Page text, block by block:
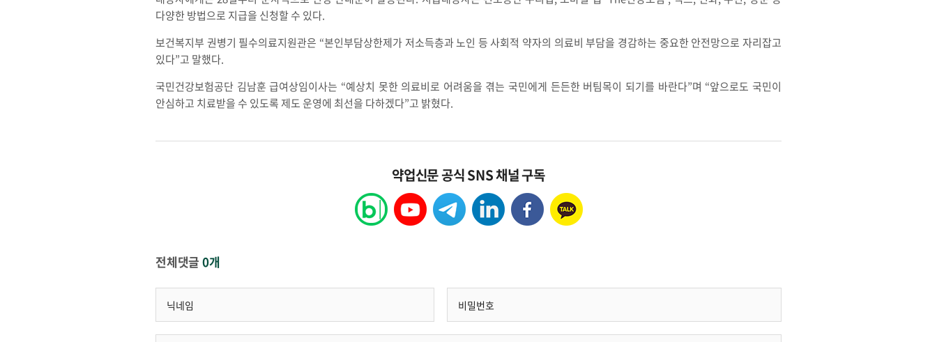
다양한 방법으로 지급을 신청할 수 있다.
보건복지부 권병기 필수의료지원관은 “본인부담상한제가 저소득층과 노인 등 사회적 약자의 의료비 부담을 경감하는 중요한 안전망으로 자리잡고
있다”고 말했다.
국민건강보험공단 김남훈 급여상임이사는 “예상치 못한 의료비로 어려움을 겪는 국민에게 든든한 버팀목이 되기를 바란다”며 “앞으로도 국민이
안심하고 치료받을 수 있도록 제도 운영에 최선을 다하겠다”고 밝혔다.
약업신문 공식 SNS 채널 구독
전체댓글 0개